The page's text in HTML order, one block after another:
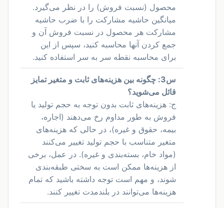
محصول (نسبت فروش) را در نظر می‌گیرد.
میانگین حاشیه مشارکت را با ضرب حاشیه
مشارکت هر محصول در نسبت فروش آن و
جمع کردن آنها محاسبه کنید، سپس از این
برای محاسبه نقطه سر به سر استفاده کنید.
س3: چگونه بین هزینه‌های ثابت و متغیر تمایز
قائل می‌شوید؟
ج: هزینه‌های ثابت بدون توجه به حجم تولید یا
فروش به طور مداوم رخ می‌دهند (اجاره،
بیمه، حقوق و غیره)، در حالی که هزینه‌های
متغیر متناسب با حجم تولید تغییر می‌کنند
(مواد خام، بسته‌بندی و غیره). در عمل، برخی
از هزینه‌ها ممکن است به سختی طبقه‌بندی
شوند، و مهم است توجه داشته باشید که تمام
هزینه‌ها می‌توانند در بلندمدت تغییر کنند.